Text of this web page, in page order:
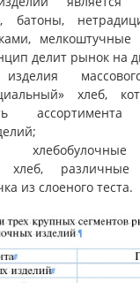
батоны,
делит рынок на
изделия
хлеб,
ассортимента
хлеб,
из слоеного теста.